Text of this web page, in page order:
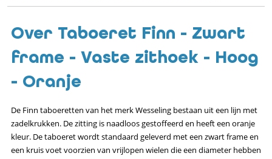
Over Taboeret Finn - Zwart
frame - Vaste zithoek - Hoog
- Oranje
De Finn taboeretten van het merk Wesseling bestaan uit een lijn met
zadelkrukken. De zitting is naadloos gestoffeerd en heeft een oranje
kleur. De taboeret wordt standaard geleverd met een zwart frame en
een kruis voet voorzien van vrijlopen wielen die een diameter hebben